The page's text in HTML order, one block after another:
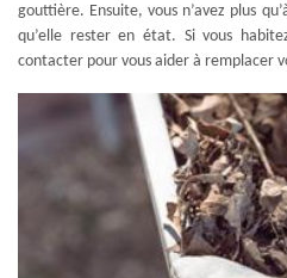
gouttière. Ensuite, vous n’avez plus
qu’elle rester en état. Si vous
contacter pour vous aider à remplacer